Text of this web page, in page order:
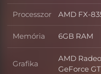
Processzor Processzor
AMD FX-
Memória Memória
6GB RAM
Grafika Grafika
AMD
GeForce